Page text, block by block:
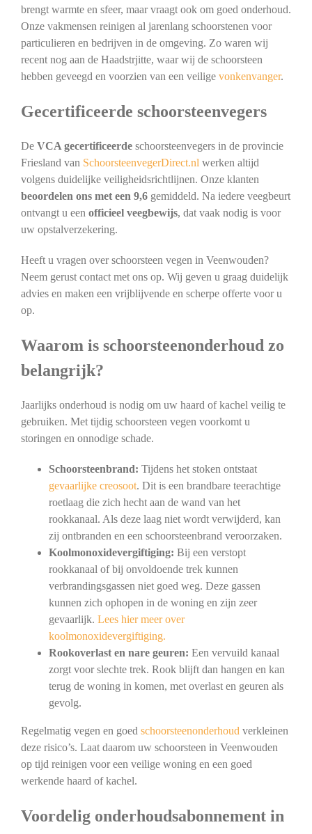
brengt warmte en sfeer, maar vraagt ook om goed onderhoud.
Onze vakmensen reinigen al jarenlang schoorstenen voor
particulieren en bedrijven in de omgeving. Zo waren wij
recent nog aan de Haadstrjitte, waar wij de schoorsteen
hebben geveegd en voorzien van een veilige vonkenvanger.
Gecertificeerde schoorsteenvegers
De VCA gecertificeerdeschoorsteenvegers in de provincie
Friesland van SchoorsteenvegerDirect.nl werken altijd
volgens duidelijke veiligheidsrichtlijnen. Onze klanten
beoordelen ons met een 9,6gemiddeld. Na iedere veegbeurt
ontvangt u een officieel veegbewijs, dat vaak nodig is voor
uw opstalverzekering.
Heeft u vragen over schoorsteen vegen in Veenwouden?
Neem gerust contact met ons op. Wij geven u graag duidelijk
advies en maken een vrijblijvende en scherpe offerte voor u
op.
Waarom is schoorsteenonderhoud zo
belangrijk?
Jaarlijks onderhoud is nodig om uw haard of kachel veilig te
gebruiken. Met tijdig schoorsteen vegen voorkomt u
storingen en onnodige schade.
Schoorsteenbrand: Tijdens het stoken ontstaat
gevaarlijke creosoot. Dit is een brandbare teerachtige
roetlaag die zich hecht aan de wand van het
rookkanaal. Als deze laag niet wordt verwijderd, kan
zij ontbranden en een schoorsteenbrand veroorzaken.
Koolmonoxidevergiftiging: Bij een verstopt
rookkanaal of bij onvoldoende trek kunnen
verbrandingsgassen niet goed weg. Deze gassen
kunnen zich ophopen in de woning en zijn zeer
gevaarlijk. Lees hier meer over
koolmonoxidevergiftiging.
Rookoverlast en nare geuren: Een vervuild kanaal
zorgt voor slechte trek. Rook blijft dan hangen en kan
terug de woning in komen, met overlast en geuren als
gevolg.
Regelmatig vegen en goed schoorsteenonderhoud verkleinen
deze risico’s. Laat daarom uw schoorsteen in Veenwouden
op tijd reinigen voor een veilige woning en een goed
werkende haard of kachel.
Voordelig onderhoudsabonnement in